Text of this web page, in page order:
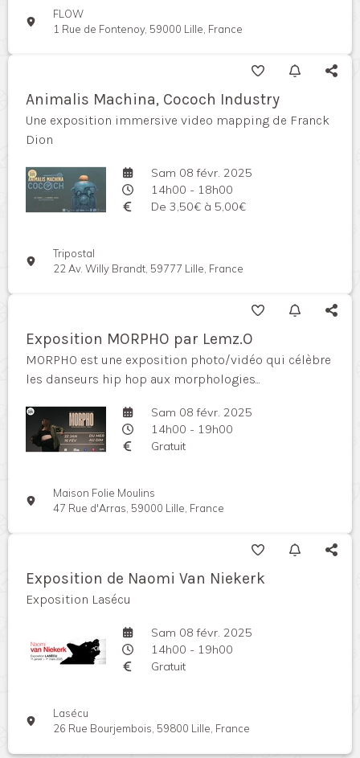
FLOW
1 Rue de Fontenoy, 59000 Lille, France
Animalis Machina, Cococh Industry
Une exposition immersive video mapping de Franck
Dion
Sam 08 févr. 2025
14h00 - 18h00
De 3,50€ à 5,00€
Tripostal
22 Av. Willy Brandt, 59777 Lille, France
Exposition MORPHO par Lemz.O
MORPHO est une exposition photo/vidéo qui célèbre
les danseurs hip hop aux morphologies...
Sam 08 févr. 2025
14h00 - 19h00
Gratuit
Maison Folie Moulins
47 Rue d'Arras, 59000 Lille, France
Exposition de Naomi Van Niekerk
Exposition Lasécu
Sam 08 févr. 2025
14h00 - 19h00
Gratuit
Lasécu
26 Rue Bourjembois, 59800 Lille, France